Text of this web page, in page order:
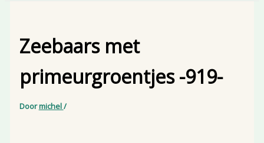
Zeebaars met
primeurgroentjes -919-
Doormichel/